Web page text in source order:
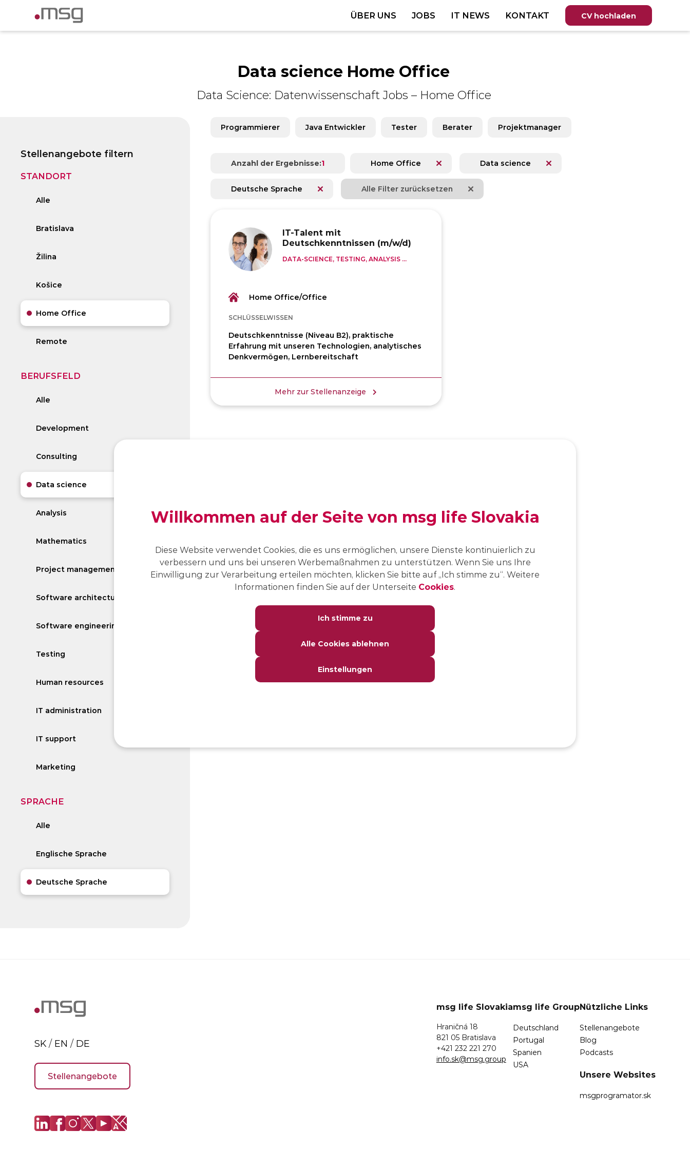
ÜBER UNS JOBS IT NEWS KONTAKT CV hochladen
Data science Home Office
Data Science: Datenwissenschaft Jobs –Home Office
Stellenangebote filtern
STANDORT
Alle
Bratislava
Žilina
Košice
Home Office
Remote
BERUFSFELD
Alle
Development
Consulting
Data science
Analysis
Mathematics
Project management
Software architecture
Software engineering
Testing
Human resources
IT administration
IT support
Marketing
SPRACHE
Alle
Englische Sprache
Deutsche Sprache
Programmierer Java Entwickler Tester Berater Projektmanager
Anzahl der Ergebnisse:1 Home Office Data science
Deutsche Sprache Alle Filter zurücksetzen
IT-Talent mit
Deutschkenntnissen (m/w/d)
DATA-SCIENCE, TESTING, ANALYSIS ...
Home Office/Office
SCHLÜSSELWISSEN
Deutschkenntnisse (Niveau B2), praktische
Erfahrung mit unseren Technologien, analytisches
Denkvermögen, Lernbereitschaft
Mehr zur Stellenanzeige
SK / EN / DE
Stellenangebote
msg life Slovakia
Hraničná 18
821 05 Bratislava
+421 232 221 270
info.sk@msg.group
msg life Group
Deutschland
Portugal
Spanien
USA
Nützliche Links
Stellenangebote
Blog
Podcasts
Unsere Websites
msgprogramator.sk
Willkommen auf der Seite von msg life Slovakia
Diese Website verwendet Cookies, die es uns ermöglichen, unsere Dienste kontinuierlich zu
verbessern und uns bei unseren Werbemaßnahmen zu unterstützen. Wenn Sie uns Ihre
Einwilligung zur Verarbeitung erteilen möchten, klicken Sie bitte auf „Ich stimme zu“. Weitere
Informationen finden Sie auf der Unterseite Cookies.
Ich stimme zu
Alle Cookies ablehnen
Einstellungen